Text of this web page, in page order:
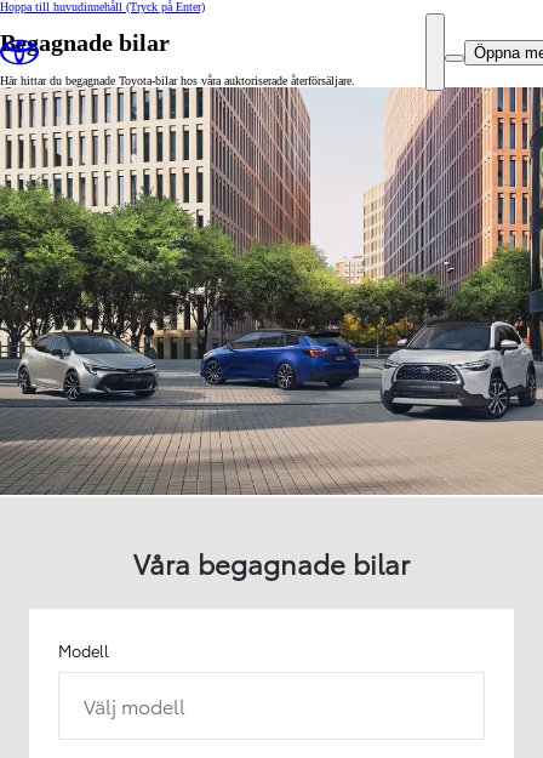
Hoppa till huvudinnehåll (Tryck på Enter)
Öppna
Begagnade bilar
Här hittar du begagnade Toyota-bilar hos våra auktoriserade återförsäljare.
Våra begagnade bilar
Modell
Välj modell